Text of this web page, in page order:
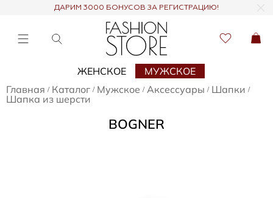
ДАРИМ 3000 БОНУСОВ ЗА РЕГИСТРАЦИЮ!
ЖЕНСКОЕ
МУЖСКОЕ
Главная / Каталог / Мужское / Аксессуары / Шапки /
Шапка из шерсти
BOGNER